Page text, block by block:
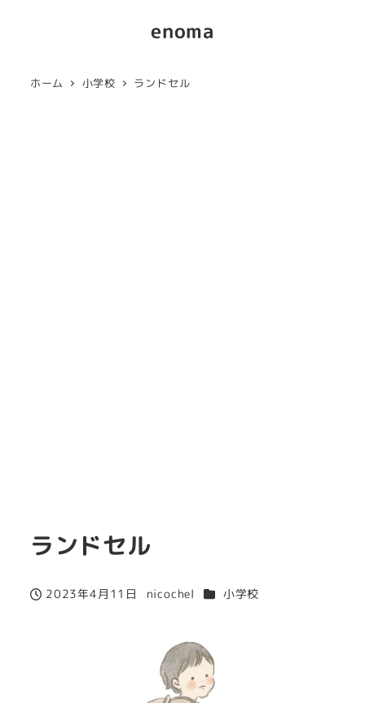
enoma
ホーム 小学校 ランドセル
ランドセル
投稿日
2023年4月11日
著
nicochel カテゴリー
小学校